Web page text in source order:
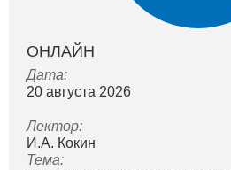
ОНЛАЙН
Дата:
20 августа 2026
Лектор:
И.А. Кокин
Тема: